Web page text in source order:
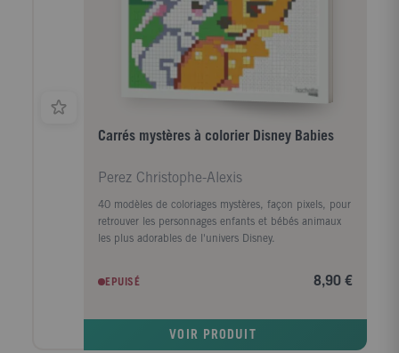
Carrés mystères à colorier Disney Babies
Perez Christophe-Alexis
40 modèles de coloriages mystères, façon pixels, pour
retrouver les personnages enfants et bébés animaux
les plus adorables de l'univers Disney.
EPUISÉ 8,90 €
VOIR PRODUIT